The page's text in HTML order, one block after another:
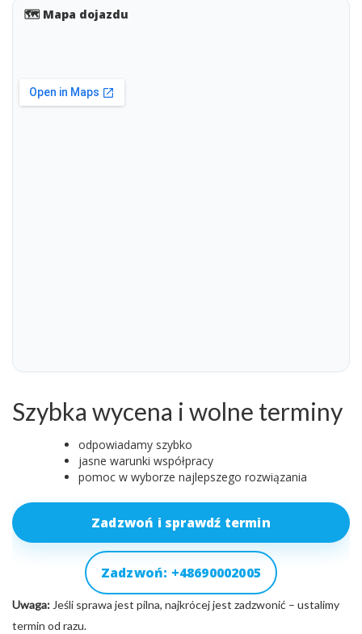
🗺️ Mapa dojazdu
Szybka wycena i wolne terminy
odpowiadamy szybko
jasne warunki współpracy
pomoc w wyborze najlepszego rozwiązania
Zadzwoń i sprawdź termin
Zadzwoń: +48690002005
Uwaga: Jeśli sprawa jest pilna, najkrócej jest zadzwonić – ustalimy
termin od razu.